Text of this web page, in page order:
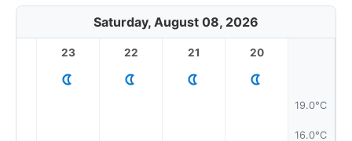
Saturday, August 08, 2026
19.0°C
16.0°C
20
21
22
23